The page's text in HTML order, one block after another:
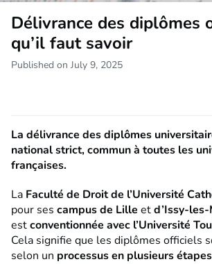
Délivrance des diplômes
qu’il faut savoir
Published on July 9, 2025
La délivrance des diplômes
national strict, commun à toutes les
françaises.
La Faculté de Droit de l’Université
pour ses campus de Lille etd’Issy-
estconventionnée avec l’Université
Cela signifie que les diplômes officiels
selon un processus en plusieurs étapes